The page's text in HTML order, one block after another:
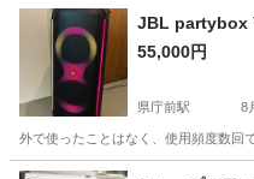
沖縄 糸満市
JBL partybox
55,000円
県庁前駅 8
外で使ったことはなく、使用頻度数回
沖縄 那覇市 県庁前駅